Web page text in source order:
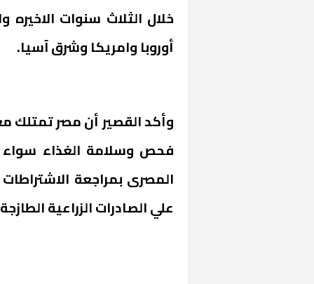
أوروبا وامريكا وشرق آسيا.
وأكد القصير أن مصر
فحص وسلامة الغذاء سواء
المصرى بمراجعة
علي الصادرات الزراعية
خشبية